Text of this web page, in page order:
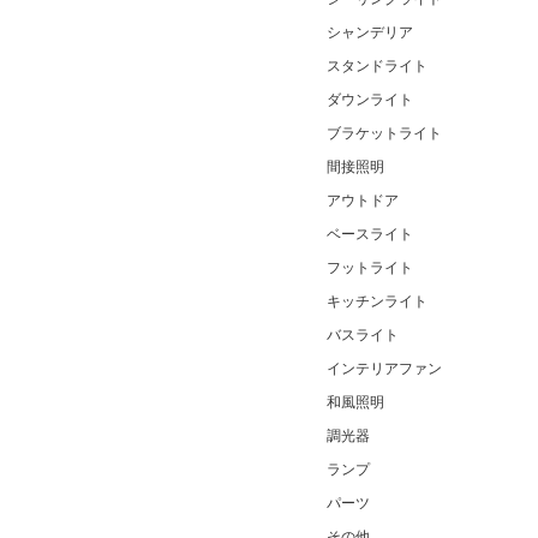
シャンデリア
スタンドライト
ダウンライト
ブラケットライト
間接照明
アウトドア
ベースライト
フットライト
キッチンライト
バスライト
インテリアファン
和風照明
調光器
ランプ
パーツ